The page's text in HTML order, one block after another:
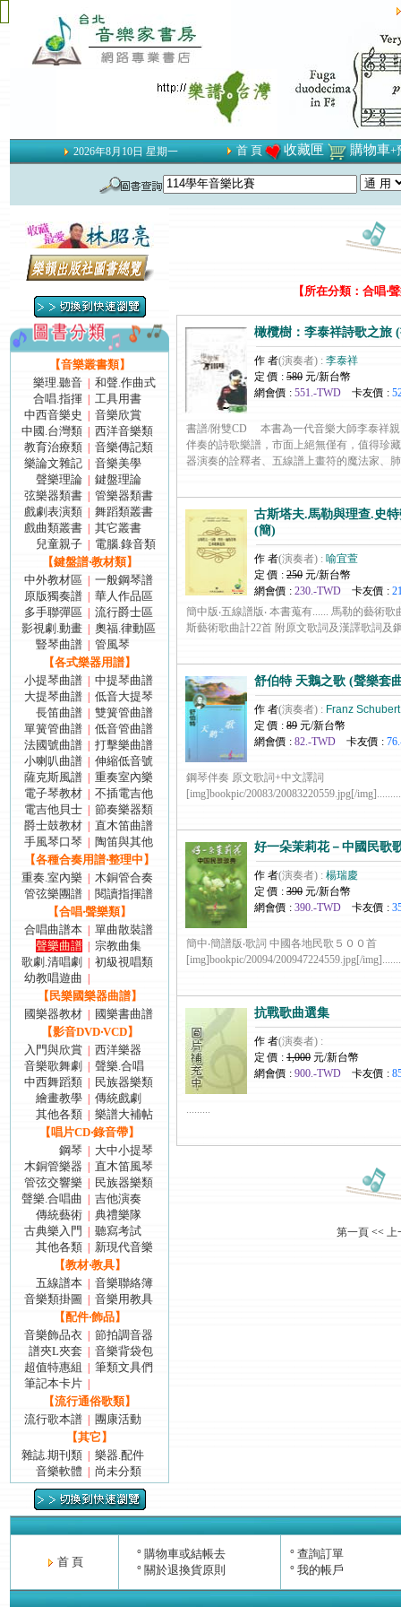
2026年8月10日 星期一 首 頁 收藏匣 購物車+
【音樂叢書類】
樂理.聽音
和聲.作曲式
合唱.指揮
工具用書
中西音樂史
音樂欣賞
中國.台灣類
西洋音樂類
教育治療類
音樂傳記類
樂論文雜記
音樂美學
聲樂理論
鍵盤理論
弦樂器類書
管樂器類書
戲劇表演類
舞蹈類叢書
戲曲類叢書
其它叢書
兒童親子
電腦.錄音類
【鍵盤譜‧教材類】
中外教材區
一般鋼琴譜
原版獨奏譜
華人作品區
多手聯彈區
流行爵士區
影視劇.動畫
奧福.律動區
豎琴曲譜
管風琴
【各式樂器用譜】
小提琴曲譜
中提琴曲譜
大提琴曲譜
低音大提琴
長笛曲譜
雙簧管曲譜
單簧管曲譜
低音管曲譜
法國號曲譜
打擊樂曲譜
小喇叭曲譜
伸縮低音號
薩克斯風譜
重奏室內樂
電子琴教材
不插電吉他
電吉他貝士
節奏樂器類
爵士鼓教材
直木笛曲譜
手風琴口琴
陶笛與其他
【各種合奏用譜‧整理中】
重奏.室內樂
木銅管合奏
管弦樂團譜
閱讀指揮譜
【合唱‧聲樂類】
合唱曲譜本
單曲散裝譜
聲樂曲譜
宗教曲集
歌劇.清唱劇
初級視唱類
幼教唱遊曲
【民樂國樂器曲譜】
國樂器教材
國樂書曲譜
【影音DVD‧VCD】
入門與欣賞
西洋樂器
音樂歌舞劇
聲樂.合唱
中西舞蹈類
民族器樂類
繪畫教學
傳統戲劇
其他各類
樂譜大補帖
【唱片CD‧錄音帶】
鋼琴
大中小提琴
木銅管樂器
直木笛風琴
管弦交響樂
民族器樂類
聲樂.合唱曲
吉他演奏
傳統藝術
典禮樂隊
古典樂入門
聽寫考試
其他各類
新現代音樂
【教材‧教具】
五線譜本
音樂聯絡簿
音樂類掛圖
音樂用教具
【配件‧飾品】
音樂飾品衣
節拍調音器
譜夾L夾套
音樂背袋包
超值特惠組
筆類文具們
筆記本卡片
【流行通俗歌類】
流行歌本譜
團康活動
【其它】
雜誌.期刊類
樂器.配件
音樂軟體
尚未分類
【所在分類：合唱‧
橄欖樹：李泰祥詩歌之旅
作 者(演奏者) : 李泰祥
定 價 : 580 元/新台幣
網會價 : 551.-TWD 卡友價 :
書譜/附雙CD 本書為一代音樂大師李泰祥
伴奏的詩歌樂譜，市面上絕無僅有，值得
器演奏的詮釋者、五線譜上畫符的魔法家、
古斯塔夫.馬勒與理查.史
(簡)
作 者(演奏者) : 喻宜萱
定 價 : 250 元/新台幣
網會價 : 230.-TWD 卡友價 :
簡中版‧五線譜版‧ 本書蒐有...... 馬勒的藝術
斯藝術歌曲計22首 附原文歌詞及漢譯歌詞及
舒伯特 天鵝之歌 (聲樂套
作 者(演奏者) : Franz Schubert
定 價 : 89 元/新台幣
網會價 : 82.-TWD 卡友價 :
鋼琴伴奏 原文歌詞+中文譯詞
[img]bookpic/20083/20083220559.jpg[/img].........
好一朵茉莉花－中國民歌
作 者(演奏者) : 楊瑞慶
定 價 : 390 元/新台幣
網會價 : 390.-TWD 卡友價 :
簡中‧簡譜版‧歌詞 中國各地民歌５００
[img]bookpic/20094/200947224559.jpg[/
抗戰歌曲選集
作 者(演奏者) :
定 價 : 1,000 元/新台幣
網會價 : 900.-TWD 卡友價 :
.........
第一頁<< 上
首 頁
° 購物車或結帳去
° 關於退換貨原則
° 查詢訂單
° 我的帳戶